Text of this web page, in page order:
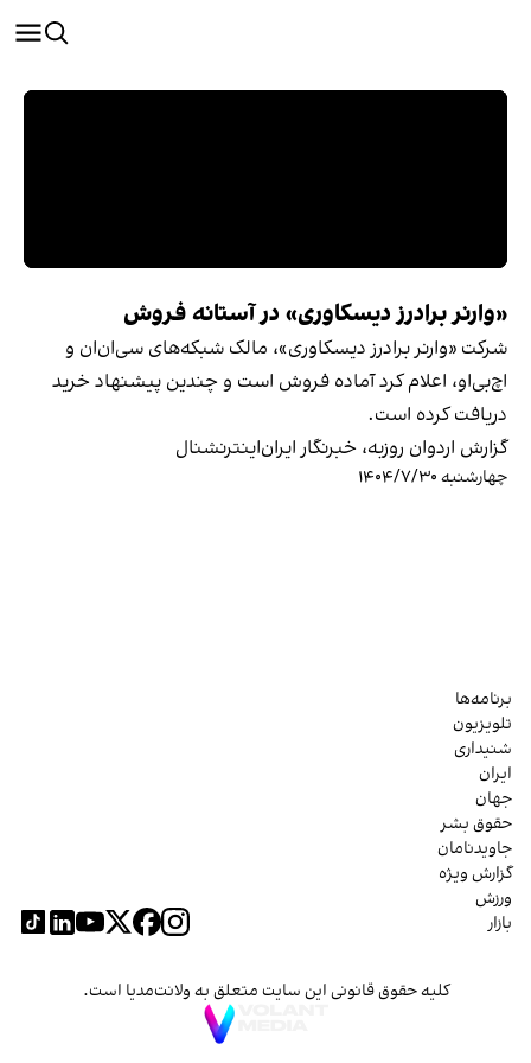
«وارنر برادرز دیسکاوری» در آستانه فروش
شرکت «وارنر برادرز دیسکاوری»، مالک شبکه‌های سی‌ان‌ان و
اچ‌بی‌او، اعلام کرد آماده فروش است و چندین پیشنهاد خرید
دریافت کرده است.
گزارش اردوان روزبه، خبرنگار ایران‌اینترنشنال
چهارشنبه ۱۴۰۴/۷/۳۰
برنامه‌ها
تلویزیون
شنیداری
ایران
جهان
حقوق بشر
جاویدنامان
گزارش ویژه
ورزش
بازار
کلیه حقوق قانونی این سایت متعلق به ولانت‌مدیا است.